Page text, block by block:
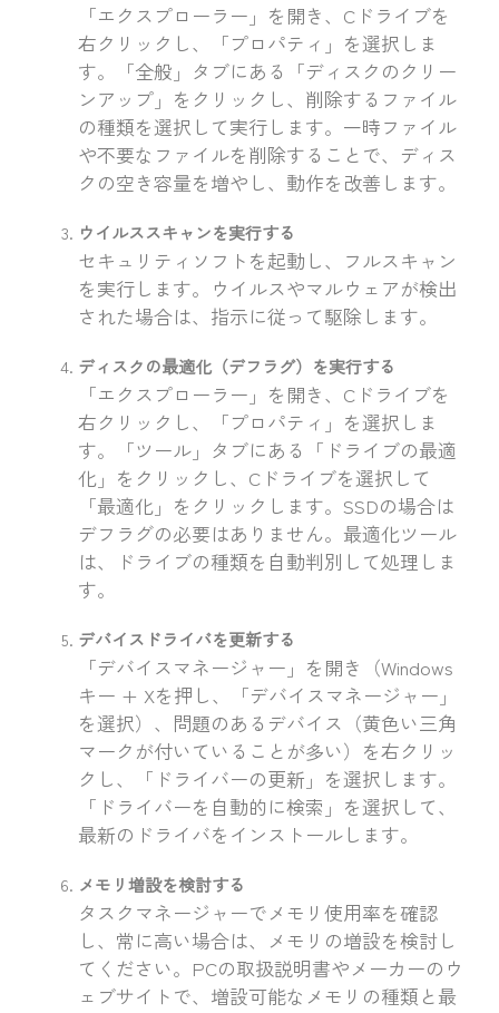
「エクスプローラー」を開き、Cドライブを
右クリックし、「プロパティ」を選択しま
す。「全般」タブにある「ディスクのクリー
ンアップ」をクリックし、削除するファイル
の種類を選択して実行します。一時ファイル
や不要なファイルを削除することで、ディス
クの空き容量を増やし、動作を改善します。
ウイルススキャンを実行する
セキュリティソフトを起動し、フルスキャン
を実行します。ウイルスやマルウェアが検出
された場合は、指示に従って駆除します。
ディスクの最適化（デフラグ）を実行する
「エクスプローラー」を開き、Cドライブを
右クリックし、「プロパティ」を選択しま
す。「ツール」タブにある「ドライブの最適
化」をクリックし、Cドライブを選択して
「最適化」をクリックします。SSDの場合は
デフラグの必要はありません。最適化ツール
は、ドライブの種類を自動判別して処理しま
す。
デバイスドライバを更新する
「デバイスマネージャー」を開き（Windows
キー + Xを押し、「デバイスマネージャー」
を選択）、問題のあるデバイス（黄色い三角
マークが付いていることが多い）を右クリッ
クし、「ドライバーの更新」を選択します。
「ドライバーを自動的に検索」を選択して、
最新のドライバをインストールします。
メモリ増設を検討する
タスクマネージャーでメモリ使用率を確認
し、常に高い場合は、メモリの増設を検討し
てください。PCの取扱説明書やメーカーのウ
ェブサイトで、増設可能なメモリの種類と最